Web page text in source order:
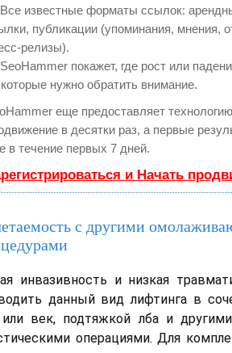
известные форматы ссылок:
публикации (упоминания, мнения,
релизы).
покажет, где рост или
нужно обратить внимание.
еще предоставляет
в десятки раз, а первые
в течение первых 7 дней.
и Начать
с другими
инвазивность и низкая
данный вид лифтинга в
или век, подтяжкой лба и
операциями. Для